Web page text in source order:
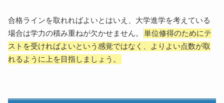
合格ラインを取れればよいとはいえ、大学進学を考えている
場合は学力の積み重ねが欠かせません。
単位修得のためにテ
ストを受ければよいという感覚ではなく、よりよい点数が取
れるように上を目指しましょう。